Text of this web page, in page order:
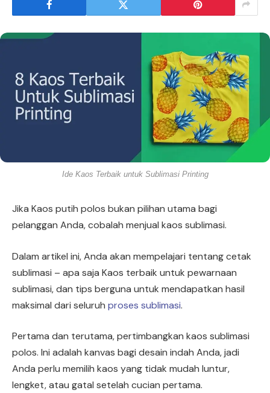
Ide Kaos Terbaik untuk Sublimasi Printing
Jika Kaos putih polos bukan pilihan utama bagi
pelanggan Anda, cobalah menjual kaos sublimasi.
Dalam artikel ini, Anda akan mempelajari tentang cetak
sublimasi – apa saja Kaos terbaik untuk pewarnaan
sublimasi, dan tips berguna untuk mendapatkan hasil
maksimal dari seluruh proses sublimasi.
Pertama dan terutama, pertimbangkan kaos sublimasi
polos. Ini adalah kanvas bagi desain indah Anda, jadi
Anda perlu memilih kaos yang tidak mudah luntur,
lengket, atau gatal setelah cucian pertama.